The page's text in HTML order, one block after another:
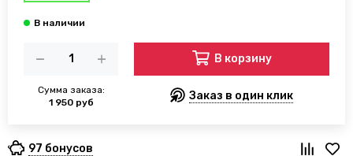
Сумма заказа:
1 950 руб
В корзину
Заказ в один клик
97 бонусов